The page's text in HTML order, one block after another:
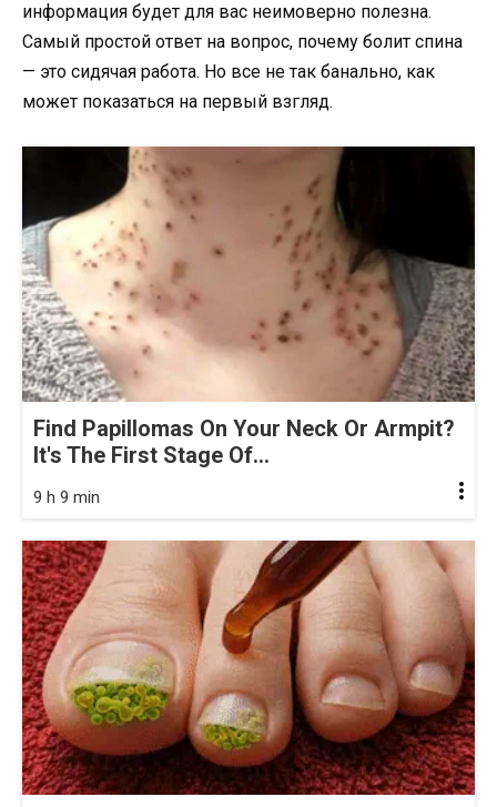
информация будет для вас неимоверно полезна.
Самый простой ответ на вопрос, почему болит спина
— это сидячая работа. Но все не так банально, как
может показаться на первый взгляд.
Find Papillomas On Your Neck Or Armpit?
It's The First Stage Of...
9 h 9 min